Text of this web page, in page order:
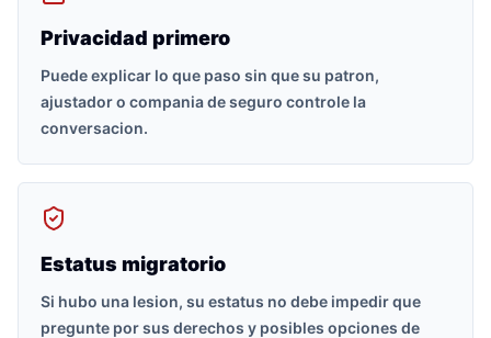
Privacidad primero
Puede explicar lo que paso sin que su patron,
ajustador o compania de seguro controle la
conversacion.
Estatus migratorio
Si hubo una lesion, su estatus no debe impedir que
pregunte por sus derechos y posibles opciones de